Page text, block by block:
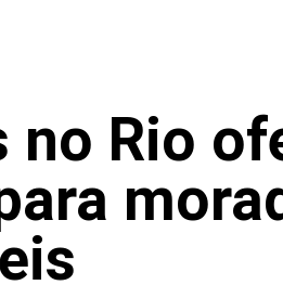
Rio